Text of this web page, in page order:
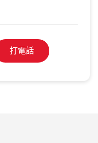
打電話